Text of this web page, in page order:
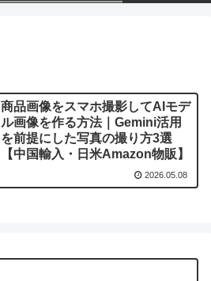
商品画像をスマホ撮影してAIモデ
ル画像を作る方法｜Gemini活用
を前提にした写真の撮り方3選
【中国輸入・日米Amazon物販】
2026.05.08